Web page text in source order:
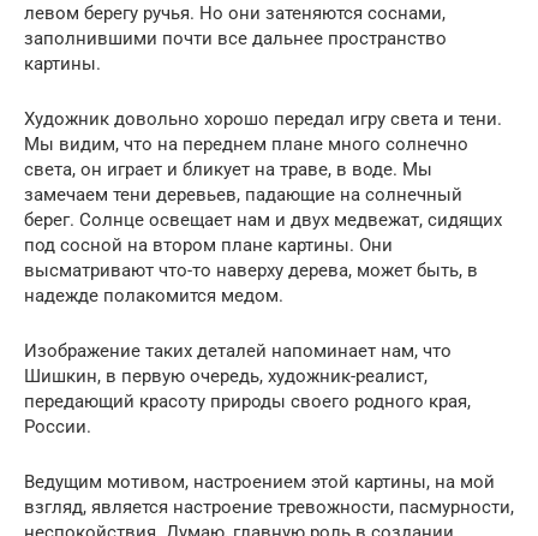
левом берегу ручья. Но они затеняются соснами,
заполнившими почти все дальнее пространство
картины.
Художник довольно хорошо передал игру света и тени.
Мы видим, что на переднем плане много солнечно
света, он играет и бликует на траве, в воде. Мы
замечаем тени деревьев, падающие на солнечный
берег. Солнце освещает нам и двух медвежат, сидящих
под сосной на втором плане картины. Они
высматривают что-то наверху дерева, может быть, в
надежде полакомится медом.
Изображение таких деталей напоминает нам, что
Шишкин, в первую очередь, художник-реалист,
передающий красоту природы своего родного края,
России.
Ведущим мотивом, настроением этой картины, на мой
взгляд, является настроение тревожности, пасмурности,